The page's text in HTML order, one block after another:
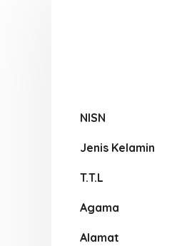
NISN
Jenis Kelamin
T.T.L
Agama
Alamat